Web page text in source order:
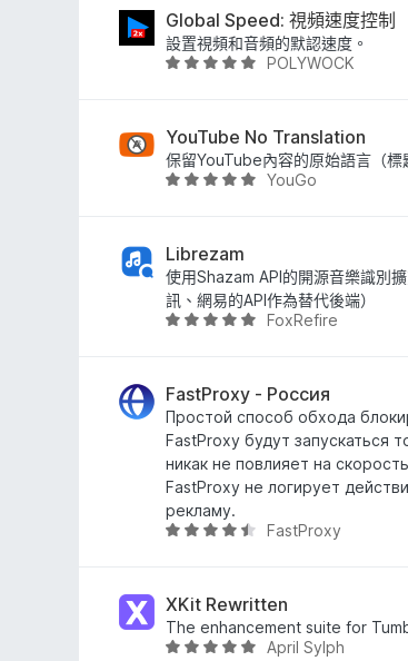
5
分
.
2
分
分
5
分
Global Speed: 視頻速度控制
設置視頻和音頻的默認速度。
評
.
8
分
分
5
分
POLYWOCK
YouTube No Translation
保留YouTube內容的原始語言（標
評
.
8
分
，
5
分
YouGo
Librezam
使用Shazam API的開源音樂識別
訊、網易的API作為替代後端）
評
.
8
分
，
滿
分
5
FoxRefire
FastProxy - Россия
Простой способ обхода
FastProxy будут запускаться
никак не повлияет на
FastProxy не логирует
рекламу.
評
.
3
分
FastProxy
XKit Rewritten
The enhancement suite for
評
April Sylph